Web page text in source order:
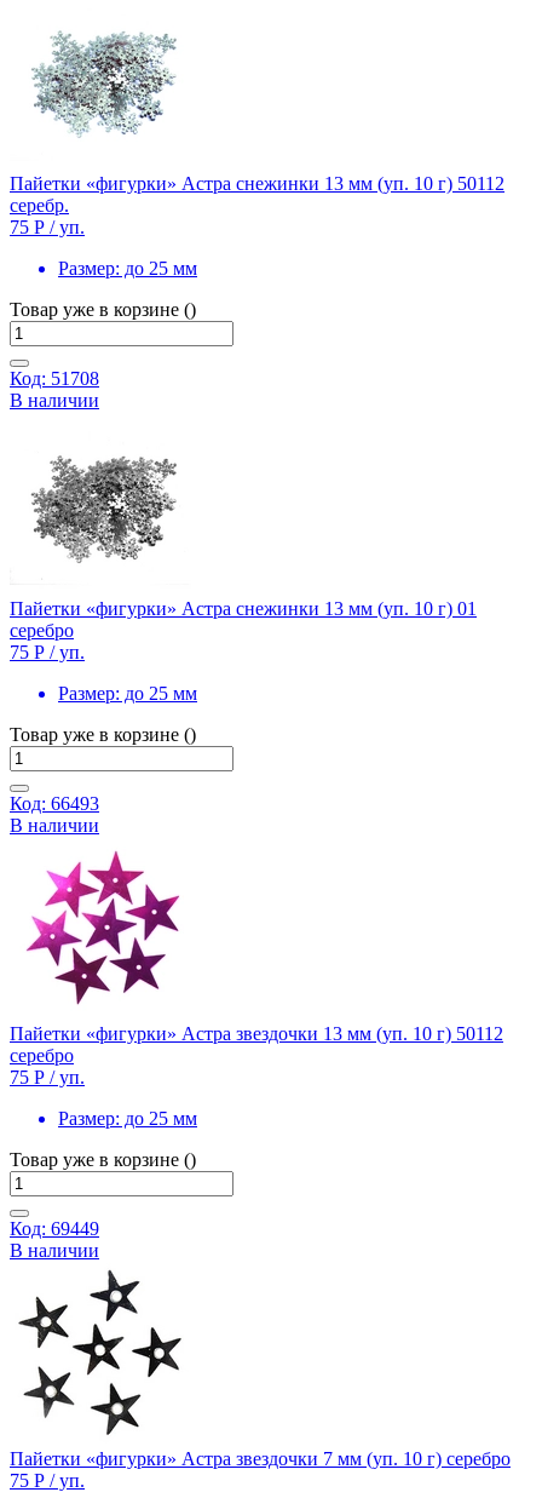
Пайетки «фигурки» Астра снежинки 13 мм (уп. 10 г) 50112
серебр.
75 Р / уп.
Размер: до 25 мм
Товар уже в корзине ()
Код: 51708
В наличии
Пайетки «фигурки» Астра снежинки 13 мм (уп. 10 г) 01
серебро
75 Р / уп.
Размер: до 25 мм
Товар уже в корзине ()
Код: 66493
В наличии
Пайетки «фигурки» Астра звездочки 13 мм (уп. 10 г) 50112
серебро
75 Р / уп.
Размер: до 25 мм
Товар уже в корзине ()
Код: 69449
В наличии
Пайетки «фигурки» Астра звездочки 7 мм (уп. 10 г) серебро
75 Р / уп.